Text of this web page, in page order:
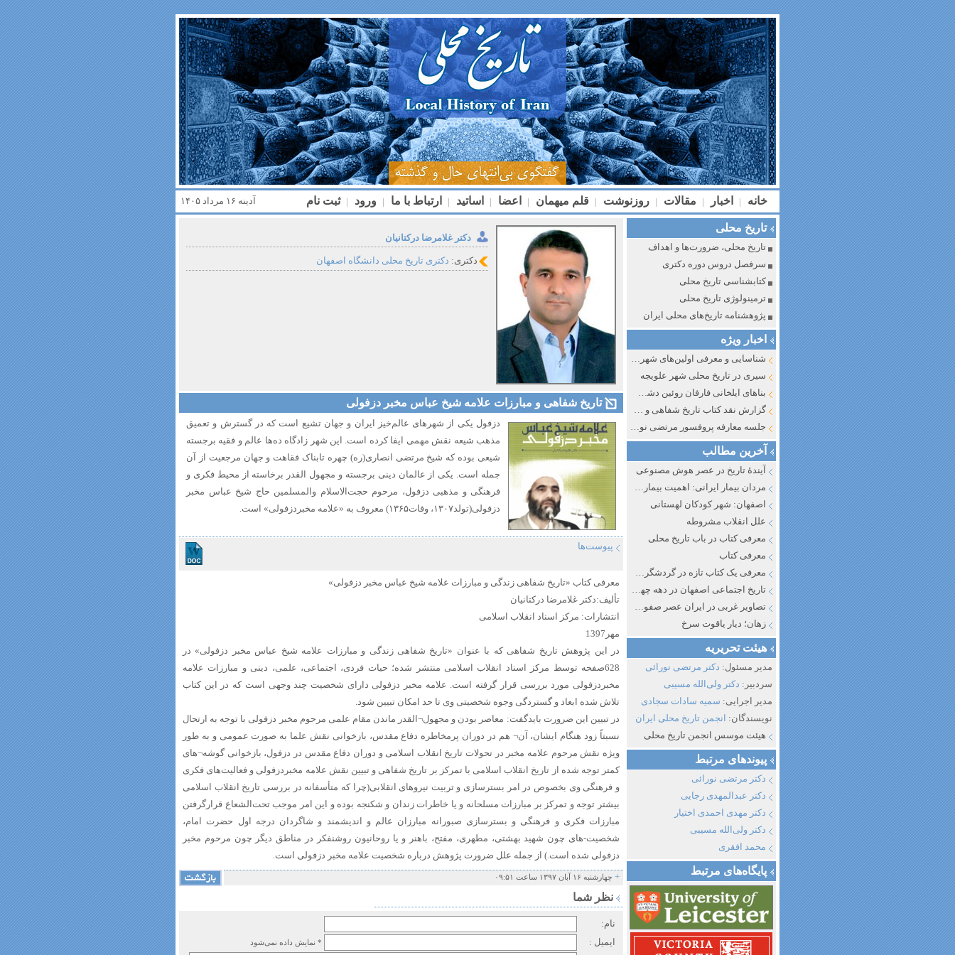
خانه | اخبار | مقالات | روزنوشت | قلم میهمان | اعضا | اساتید | ارتباط با ما | ورود | ثبت نام آدینه ۱۶ مرداد ۱۴۰۵
تاریخ محلی
تاریخ محلی، ضرورت‌ها و اهداف
سرفصل دروس دوره دکتری
کتابشناسی تاریخ محلی
ترمینولوژی تاریخ محلی
پژوهشنامه تاریخ‌های محلی ایران
اخبار ویژه
شناسایی و معرفی اولین‌های شهر مشهد
سیری در تاریخ محلی شهر علویجه
بناهای ایلخانی فارفان روئین دشت اصفهان
گزارش نقد کتاب تاریخ شفاهی و جایگاه آن در تاریخ نگاری معاصر ایران ۱۳۸۵-۱۳۵۸
جلسه معارفه پروفسور مرتضی نورائی در دپارتمان شرق‌شناسی دانشگاه صوفیا، بلغارستان
آخرین مطالب
آیندهٔ تاریخ در عصر هوش مصنوعی
مردان بیمار ایرانی: اهمیت بیماری به عنوان عاملی در تفسیر تاریخ سیاسی ایران جدید
اصفهان: شهر کودکان لهستانی
علل انقلاب مشروطه
معرفی کتاب در باب تاریخ محلی
معرفی کتاب
معرفی یک کتاب تازه در گردشگری اصفهان
تاریخ اجتماعی اصفهان در دهه چهل و پنجاه از نگاه طنز نوروز جمشاد
تصاویر غربی در ایران عصر صفوی و قاجار
زهان؛ دیار یاقوت سرخ
هیئت تحریریه
مدیر مسئول: دکتر مرتضی نورائی
سردبیر: دکتر ولی‌الله مسیبی
مدیر اجرایی: سمیه سادات سجادی
نویسندگان: انجمن تاریخ محلی ایران
هیئت موسس انجمن تاریخ محلی
پیوند‌های مرتبط
دکتر مرتضی نورائی
دکتر عبدالمهدی رجایی
دکتر مهدی احمدی اختیار
دکتر ولی‌الله مسیبی
محمد افقری
پایگاه‌های مرتبط
دکتر غلامرضا درکتانیان
دکتری: دکتری تاریخ محلی دانشگاه اصفهان
تاریخ شفاهی و مبارزات علامه شیخ عباس مخبر دزفولی
دزفول یکی از شهرهای عالم‌خیز ایران و جهان تشیع است که در گسترش و تعمیق
مذهب شیعه نقش مهمی ایفا کرده است. این شهر زادگاه ده‌ها عالم و فقیه برجسته
شیعی بوده که شیخ مرتضی انصاری(ره) چهره تابناک فقاهت و جهان مرجعیت از آن
جمله است. یکی از عالمان دینی برجسته و مجهول القدر برخاسته از محیط فکری و
فرهنگی و مذهبی دزفول، مرحوم حجت‌الاسلام والمسلمین حاج شیخ عباس مخبر
دزفولی(تولد۱۳۰۷، وفات۱۳۶۵) معروف به «علامه مخبردزفولی» است.
پیوست‌ها
معرفی کتاب «تاریخ شفاهی زندگی و مبارزات علامه شیخ عباس مخبر دزفولی»
تألیف:دکتر غلامرضا درکتانیان
انتشارات: مرکز اسناد انقلاب اسلامی
مهر1397
در این پژوهش تاریخ شفاهی که با عنوان «تاریخ شفاهی زندگی و مبارزات علامه شیخ عباس مخبر دزفولی» در
628صفحه توسط مرکز اسناد انقلاب اسلامی منتشر شده؛ حیات فردی، اجتماعی، علمی، دینی و مبارزات علامه
مخبردزفولی مورد بررسی قرار گرفته است. علامه مخبر دزفولی دارای شخصیت چند وجهی است که در این کتاب
تلاش شده ابعاد و گستردگی وجوه شخصیتی وی تا حد امکان تبیین شود.
در تبیین این ضرورت بایدگفت: معاصر بودن و مجهول¬‌القدر ماندن مقام علمی مرحوم مخبر دزفولی با توجه به ارتحال
نسبتاً زود هنگام ایشان، آن¬ هم در دوران پرمخاطره دفاع مقدس، بازخوانی نقش علما به صورت عمومی و به طور
ویژه نقش مرحوم علامه مخبر در تحولات تاریخ انقلاب اسلامی و دوران دفاع مقدس در دزفول، ‌بازخوانی گوشه‌¬های
کمتر توجه شده از تاریخ انقلاب اسلامی با تمرکز بر تاریخ شفاهی و تبیین نقش علامه مخبردزفولی و فعالیت‌های فکری
و فرهنگی وی بخصوص در امر بسترسازی و تربیت نیروهای انقلابی(چرا که متأسفانه در بررسی تاریخ انقلاب اسلامی
بیشتر توجه و تمرکز بر مبارزات مسلحانه و یا خاطرات زندان و شکنجه بوده و این امر موجب تحت‌الشعاع قرارگرفتن
مبارزات فکری و فرهنگی و بسترسازی صبورانه مبارزان عالم و اندیشمند و شاگردان درجه اول حضرت امام،
شخصیت-های چون شهید بهشتی، مطهری، مفتح، باهنر و یا روحانیون روشنفکر در مناطق دیگر چون مرحوم مخبر
دزفولی شده است.) از جمله علل ضرورت پژوهش درباره شخصیت علامه مخبر دزفولی است.
+ چهارشنبه ۱۶ آبان ۱۳۹۷ ساعت ۰۹:۵۱
نظر شما
نام:
ایمیل :
* نمایش داده نمی‌شود